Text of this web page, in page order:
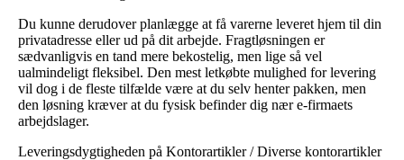
Du kunne derudover planlægge at få varerne leveret hjem til din
privatadresse eller ud på dit arbejde. Fragtløsningen er
sædvanligvis en tand mere bekostelig, men lige så vel
ualmindeligt fleksibel. Den mest letkøbte mulighed for levering
vil dog i de fleste tilfælde være at du selv henter pakken, men
den løsning kræver at du fysisk befinder dig nær e-firmaets
arbejdslager.
Leveringsdygtigheden på Kontorartikler / Diverse kontorartikler